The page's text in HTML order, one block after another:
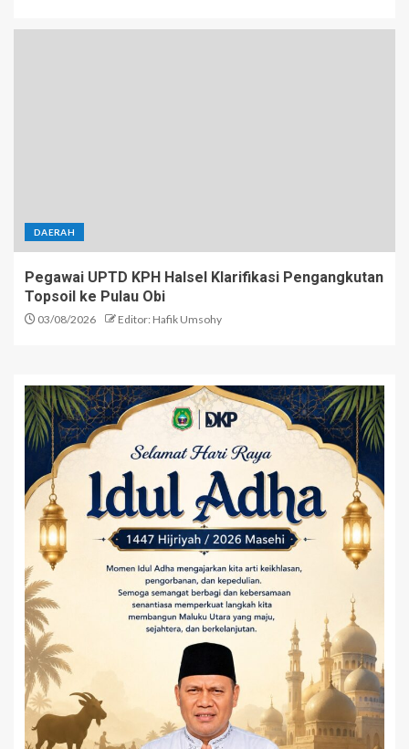
DAERAH
Pegawai UPTD KPH Halsel Klarifikasi Pengangkutan
Topsoil ke Pulau Obi
03/08/2026 Editor: Hafik Umsohy